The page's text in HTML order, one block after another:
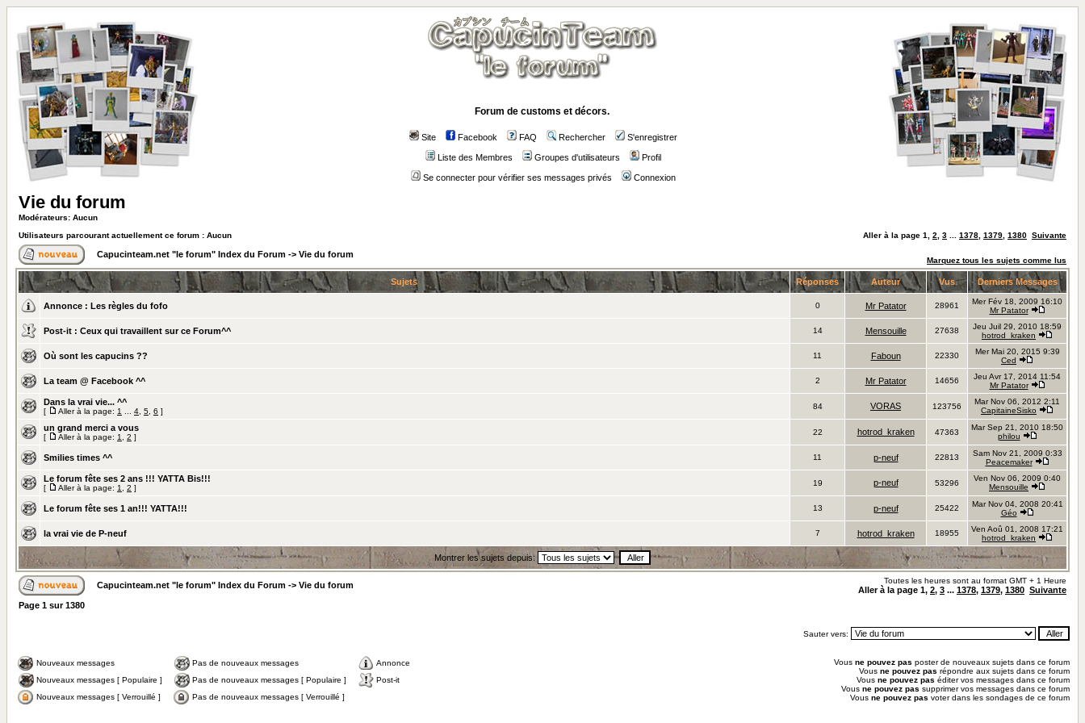
Forum de customs et décors.
Site Facebook FAQ Rechercher S'enregistrer
Liste des Membres Groupes d'utilisateurs Profil
Se connecter pour vérifier ses messages privés Connexion
Vie du forum
Modérateurs: Aucun
Utilisateurs parcourant actuellement ce forum : Aucun
Aller à la page 1 2 3 1378 1379 1380 Suivante
Capucinteam.net "le forum" Index du Forum -> Vie du forum
Marquez tous les sujets comme lus
Sujets Réponses Auteur Vus Derniers Messages
Annonce : Les règles du fofo 0 Mr Patator 28961
Mer Fév 18, 2009 16:10
Mr Patator
Post-it : Ceux qui travaillent sur ce Forum^^ 14 Mensouille 27638
Jeu Juil 29, 2010 18:59
hotrod_kraken
Où sont les capucins ?? 11 Faboun 22330
Mer Mai 20, 2015 9:39
Ced
La team @ Facebook ^^ 2 Mr Patator 14656
Jeu Avr 17, 2014 11:54
Mr Patator
Dans la vrai vie... ^^
[ Aller à la page: 1 4 5 6 ]
84 VORAS 123756
Mar Nov 06, 2012 2:11
CapitaineSisko
un grand merci a vous
[ Aller à la page: 1 2 ]
22 hotrod_kraken 47363
Mar Sep 21, 2010 18:50
philou
Smilies times ^^ 11 p-neuf 22813
Sam Nov 21, 2009 0:33
Peacemaker
Le forum fête ses 2 ans !!! YATTA Bis!!!
[ Aller à la page: 1 2 ]
19 p-neuf 53296
Ven Nov 06, 2009 0:40
Mensouille
Le forum fête ses 1 an!!! YATTA!!! 13 p-neuf 25422
Mar Nov 04, 2008 20:41
Géo
la vrai vie de P-neuf 7 hotrod_kraken 18955
Ven Aoû 01, 2008 17:21
hotrod_kraken
Montrer les sujets depuis:
Capucinteam.net "le forum" Index du Forum -> Vie du forum Toutes les heures sont au format GMT + 1 Heure
Aller à la page 1, 2, 3 ... 1378, 1379, 1380 Suivante
Page 1 sur1380
Sauter vers:
Nouveaux messages Pas de nouveaux messages
Annonce
Nouveaux messages [ Populaire ]
Pas de nouveaux messages [ Populaire ]
Post-it
Nouveaux messages [ Verrouillé ]
Pas de nouveaux messages [ Verrouillé ]
Vous ne pouvez pas poster de nouveaux sujets dans ce forum
Vous ne pouvez pas répondre aux sujets dans ce forum
Vous ne pouvez pas éditer vos messages dans ce forum
Vous ne pouvez pas supprimer vos messages dans ce forum
Vous ne pouvez pas voter dans les sondages de ce forum